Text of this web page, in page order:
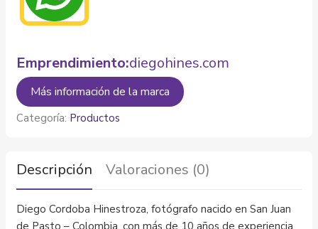
Emprendimiento:diegohines.com
Más información de la marca
Categoría: Productos
Descripción Valoraciones (0)
Diego Cordoba Hinestroza, fotógrafo nacido en San Juan
de Pasto – Colombia, con más de 10 años de experiencia